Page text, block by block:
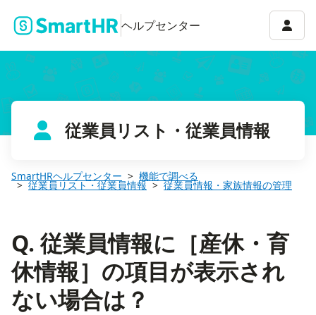
ヘルプセンター アカ
従業員リスト・従業員情報
SmartHRヘルプセンター 機能で調べる
従業員リスト・従業員情報 従業員情報・家族情報の管理
Q. 従業員情報に［産休・育
休情報］の項目が表示され
ない場合は？